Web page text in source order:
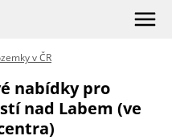
v ČR
nabídky pro
nad Labem (ve